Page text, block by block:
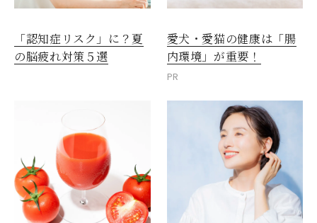
「認知症リスク」に？夏
の脳疲れ対策５選
愛犬・愛猫の健康は「腸
内環境」が重要！
PR